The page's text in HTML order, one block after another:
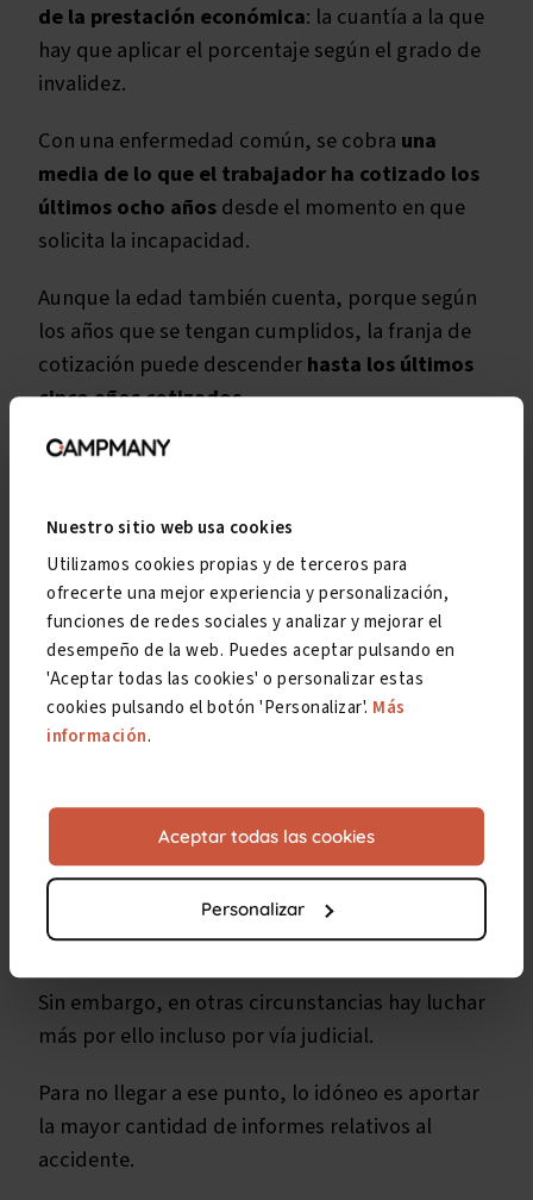
Nuestro sitio web usa cookies
Utilizamos cookies propias y de terceros para
ofrecerte una mejor experiencia y personalización,
funciones de redes sociales y analizar y mejorar el
desempeño de la web. Puedes aceptar pulsando en
'Aceptar todas las cookies' o personalizar estas
cookies pulsando el botón 'Personalizar'. Más
información.
Aceptar todas las cookies
Personalizar
de la prestación económica: la cuantía a la que
hay que aplicar el porcentaje según el grado de
invalidez.
Con una enfermedad común, se cobra una
media de lo que el trabajador ha cotizado los
últimos ocho añosdesde el momento en que
solicita la incapacidad.
Aunque la edad también cuenta, porque según
los años que se tengan cumplidos, la franja de
cotización puede descenderhasta los últimos
cinco años cotizados.
En contrapartida, cuando el origen de la lesión
elegirlos 24 meses consecutivos
que tengan labase reguladoramás
beneficiosa, siempre dentro de los últimos siete
años cotizados.
Conclusión
una incapacidad permanente.
Si los hechos son obvios, es probable que no se
tengan problemas a la hora de que la Seguridad
Social la conceda.
Sin embargo, en otras circunstancias hay luchar
más por ello incluso por vía judicial.
Para no llegar a ese punto, lo idóneo es aportar
la mayor cantidad de informes relativos al
accidente.